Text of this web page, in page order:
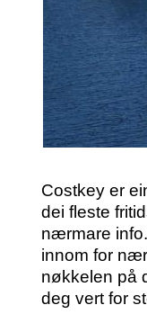
Costkey er
dei fleste
nærmare
innom for
nøkkelen på
deg vert for